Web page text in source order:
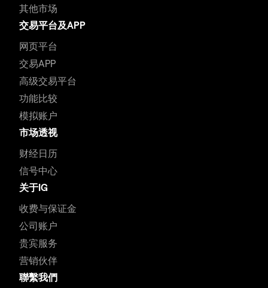
其他市场
交易平台及APP
网页平台
交易APP
高级交易平台
功能比较
模拟账户
市场透视
财经日历
信号中心
关于IG
收费与保证金
公司账户
贵宾服务
营销伙伴
聯繫我們